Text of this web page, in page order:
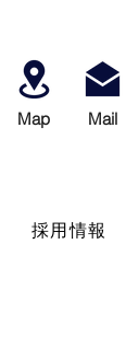
Map ​Mail
採用情報